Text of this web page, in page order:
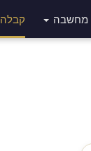
מחשבה קבלה